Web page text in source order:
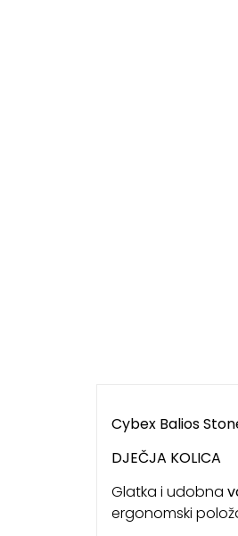
Cybex Balios
DJEČJA KOLICA
Glatka i udobna
ergonomski